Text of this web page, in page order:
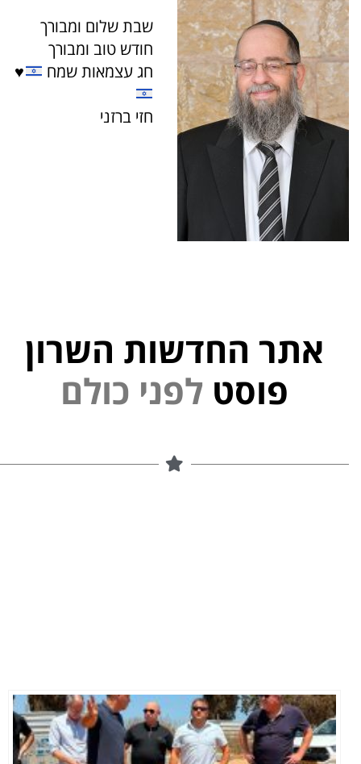
שבת שלום ומבורך
חודש טוב ומבורך
חג עצמאות שמח
♥️
חזי ברזני
אתר החדשות השרון
פוסט